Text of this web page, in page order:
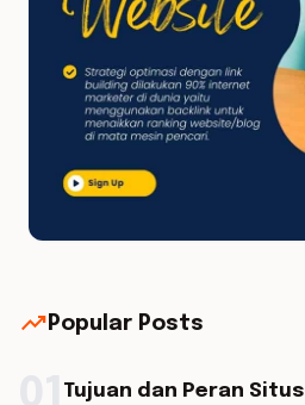
trending_up Popular Posts
Tujuan dan Peran Situs